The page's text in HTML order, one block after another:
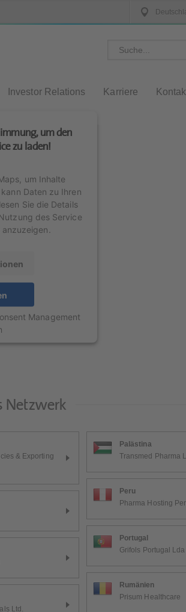
um den
zu laden!
um Inhalte
Daten zu Ihren
Sie die Details
des Service
Management
Netzwerk
Investor Relations Karriere
& Exporting
Ltd.
Palästina
Transmed Pharma
Peru
Pharma Hosting
Portugal
Grifols Portugal Lda
Rumänien
Prisum Healthcare